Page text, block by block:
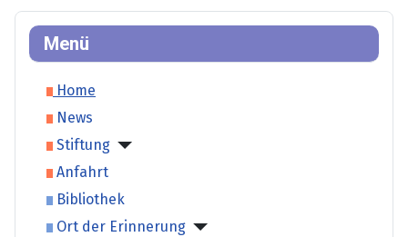
Menü
Home
News
Stiftung
Anfahrt
Bibliothek
Ort der Erinnerung